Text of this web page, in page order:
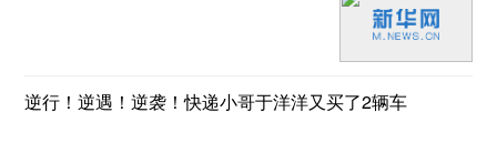
逆行！逆遇！逆袭！快递小哥于洋洋又买了2辆车